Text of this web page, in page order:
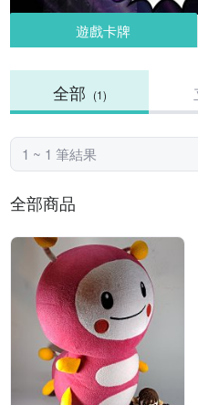
遊戲卡牌
全部 (1)
1 ~ 1 筆結果
全部商品